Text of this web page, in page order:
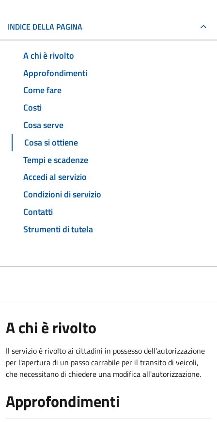
INDICE DELLA PAGINA
A chi è rivolto
Approfondimenti
Come fare
Costi
Cosa serve
Cosa si ottiene
Tempi e scadenze
Accedi al servizio
Condizioni di servizio
Contatti
Strumenti di tutela
A chi è rivolto
Il servizio è rivolto ai cittadini in possesso dell'autorizzazione
per l'apertura di un passo carrabile per il transito di veicoli,
che necessitano di chiedere una modifica all'autorizzazione.
Approfondimenti